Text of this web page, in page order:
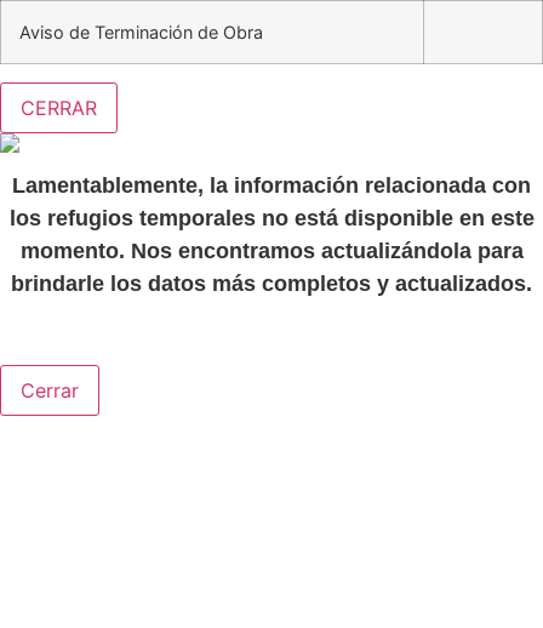
Aviso de Terminación de Obra
CERRAR
Lamentablemente, la información relacionada con
los refugios temporales no está disponible en este
momento. Nos encontramos actualizándola para
brindarle los datos más completos y actualizados.
Cerrar